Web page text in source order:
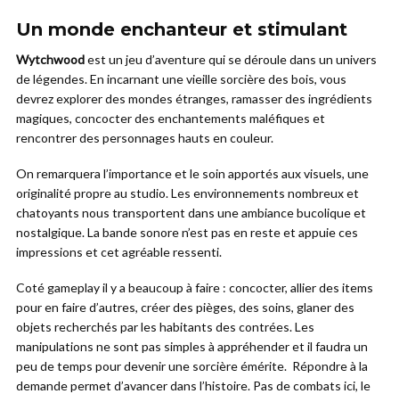
Un monde enchanteur et stimulant
Wytchwoodest un jeu d’aventure qui se déroule dans un univers
de légendes. En incarnant une vieille sorcière des bois, vous
devrez explorer des mondes étranges, ramasser des ingrédients
magiques, concocter des enchantements maléfiques et
rencontrer des personnages hauts en couleur.
On remarquera l’importance et le soin apportés aux visuels, une
originalité propre au studio. Les environnements nombreux et
chatoyants nous transportent dans une ambiance bucolique et
nostalgique. La bande sonore n’est pas en reste et appuie ces
impressions et cet agréable ressenti.
Coté gameplay il y a beaucoup à faire : concocter, allier des items
pour en faire d’autres, créer des pièges, des soins, glaner des
objets recherchés par les habitants des contrées. Les
manipulations ne sont pas simples à appréhender et il faudra un
peu de temps pour devenir une sorcière émérite. Répondre à la
demande permet d’avancer dans l’histoire. Pas de combats ici, le